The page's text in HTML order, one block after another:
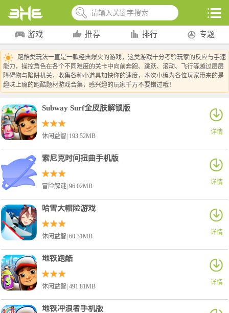
游戏 推荐 排行 专题
跑酷类玩法一直是一款经典爆火的游戏，这类游戏十分考验玩家的反应与手速
能力，操控角色在各个不同难度的关卡中向前奔跑、跳跃、滚动、飞行等越过层层
障碍物与陷阱机关，收集各种小道具加快你的速度，本次小编为各位玩家带来的是
趣味上瘾的跑酷题材游戏合集，感兴趣的玩家千万不要错过哦！
详情
Subway Surf全皮肤解锁版
休闲益智| 193.52MB
详情
索尼克时间扭曲手机版
冒险解谜| 96.02MB
详情
哈雪大帽险游戏
休闲益智| 60.31MB
详情
地铁跑酷
休闲益智| 491.81MB
地铁冲浪者手机版